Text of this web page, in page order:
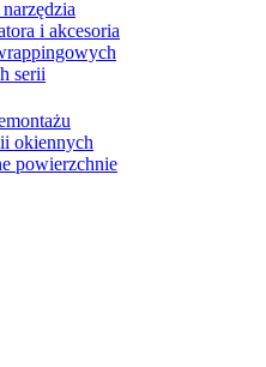
i akcesoria
serii
okiennych
powierzchnie